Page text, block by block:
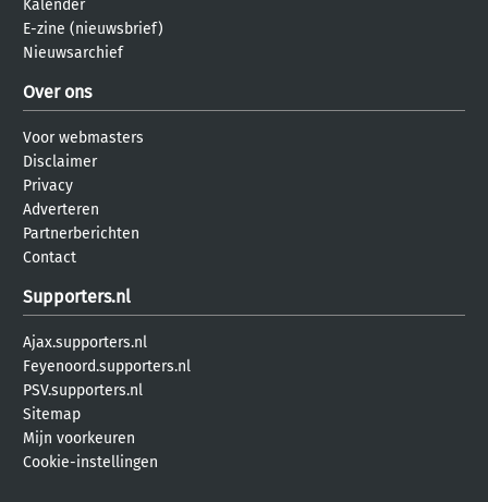
Kalender
E-zine (nieuwsbrief)
Nieuwsarchief
Over ons
Voor webmasters
Disclaimer
Privacy
Adverteren
Partnerberichten
Contact
Supporters.nl
Ajax.supporters.nl
Feyenoord.supporters.nl
PSV.supporters.nl
Sitemap
Mijn voorkeuren
Cookie-instellingen